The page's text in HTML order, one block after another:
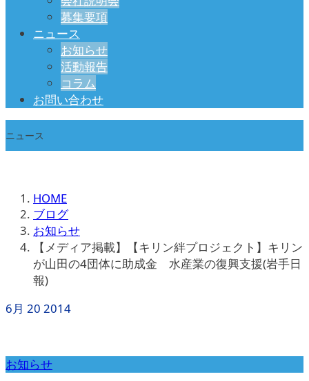
募集要項
ニュース
お知らせ
活動報告
コラム
お問い合わせ
ニュース
HOME
ブログ
お知らせ
【メディア掲載】【キリン絆プロジェクト】キリン
が山田の4団体に助成金 水産業の復興支援(岩手日
報)
6月 20 2014
お知らせ